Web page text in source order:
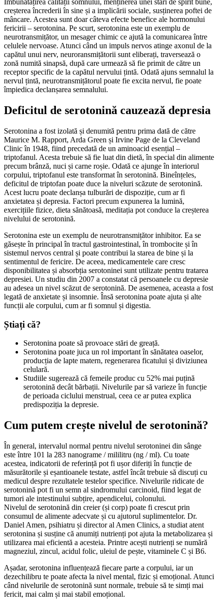
Îmbunătățirea calității somnului, menținerea unei stări de spirit bune,
creșterea încrederii în sine și a implicării sociale, susținerea poftei de
mâncare. Acestea sunt doar câteva efecte benefice ale hormonului
fericirii – serotonina. Pe scurt, serotonina este un exemplu de
neurotransmițător, un mesager chimic ce ajută la comunicarea între
celulele nervoase. Atunci când un impuls nervos atinge axonul de la
capătul unui nerv, neuroransmițătorii sunt eliberați, traversează o
zonă numită sinapsă, după care urmează să fie primit de către un
receptor specific de la capătul nervului țintă. Odată ajuns semnalul la
nervul țintă, neurotransmițătorul poate fie excita nervul, fie poate
împiedica declanșarea semnalului.
Deficitul de serotonină cauzează depresia
Serotonina a fost izolată și denumită pentru prima dată de către
Maurice M. Rapport, Arda Green și Irvine Page de la Cleveland
Clinic în 1948, fiind precedată de un aminoacid esențial –
triptofanul. Acesta trebuie să fie luat din dietă, în special din alimente
precum brânză, nuci și carne roșie. Odată ce ajunge în interiorul
corpului, triptofanul este transformat în serotonină. Bineînțeles,
deficitul de triptofan poate duce la niveluri scăzute de serotonină.
Acest lucru poate declanșa tulburări de dispoziție, cum ar fi
anxietatea și depresia. Factori precum expunerea la lumină,
exercițiile fizice, dieta sănătoasă, meditația pot conduce la creșterea
nivelului de serotonină.
Serotonina este un exemplu de neurotransmițător inhibitor. Ea se
găsește în principal în tractul gastrointestinal, în trombocite și în
sistemul nervos central și poate contribui la starea de bine și la
sentimentul de fericire. De aceea, medicamentele care cresc
disponibilitatea și absorbția serotoninei sunt utilizate pentru tratarea
depresiei. Un studiu din 2007 a constatat că persoanele cu depresie
au adesea un nivel scăzut de serotonină. De asemenea, aceasta a fost
legată de anxietate și insomnie. Însă serotonina poate ajuta și alte
funcții ale corpului, cum ar fi somnul și digestia.
Știați că?
Serotonina poate să provoace stări de greață.
Serotonina poate juca un rol important în sănătatea oaselor,
producția de lapte matern, regenerarea ficatului și diviziunea
celulară.
Studiile sugerează că femeile produc cu 52% mai puțină
serotonină decât bărbații. Nivelurile par să varieze în funcție
de perioada ciclului menstrual, ceea ce ar putea explica
predispoziția la depresie.
Cum putem crește nivelul de serotonină?
În general, intervalul normal pentru nivelul serotoninei din sânge
este între 101 la 283 nanograme / mililitru (ng / ml). Cu toate
acestea, indicatorii de referință pot fi ușor diferiți în funcție de
măsurătorile și eșantioanele testate, astfel încât trebuie să discuți cu
medicul despre rezultatele testelor specifice. Nivelurile ridicate de
serotonină pot fi un semn al sindromului carcinoid, fiind legat de
tumori ale intestinului subțire, apendicelui, colonului.
Nivelul de serotonină din creier (și corp) poate fi crescut prin
consumul de alimente adecvate și cu ajutorul suplimentelor. Dr.
Daniel Amen, psihiatru și director al Amen Clinics, a studiat atent
serotonina și susține că anumiți nutrienți pot ajuta la metabolizarea și
utilizarea mai eficientă a acesteia. Printre acești nutrienți se numără
magneziul, zincul, acidul folic, uleiul de pește, vitaminele C și B6.
Așadar, serotonina influențează fiecare parte a corpului, iar un
dezechilibru te poate afecta la nivel mental, fizic și emoțional. Atunci
când nivelurile de serotonină sunt normale, trebuie să te simți mai
fericit, mai calm și mai stabil emoțional.